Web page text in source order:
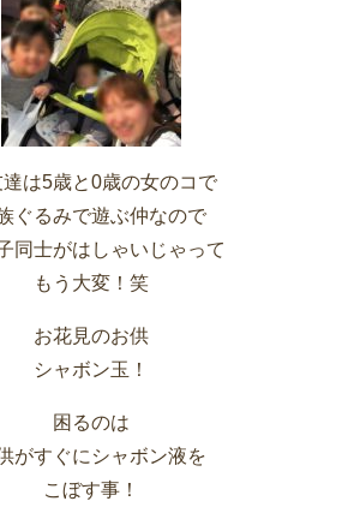
達は5歳と0歳の女のコで
ぐるみで遊ぶ仲なので
同士がはしゃいじゃって
もう大変！笑
お花見のお供
シャボン玉！
困るのは
がすぐにシャボン液を
こぼす事！